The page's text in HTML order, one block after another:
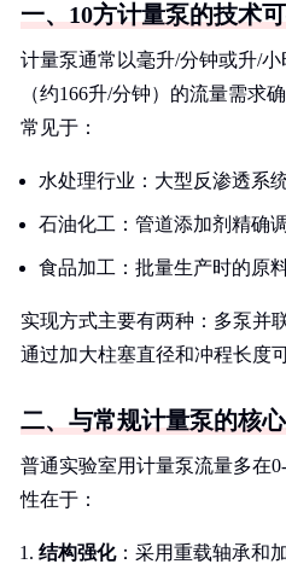
一、10方计量泵的技术
计量泵通常以毫升/分钟或升/
（约166升/分钟）的流量需求
常见于：
水处理行业：大型反渗透系
石油化工：管道添加剂精确
食品加工：批量生产时的原
实现方式主要有两种：多泵并
通过加大柱塞直径和冲程长度
二、与常规计量泵的核
普通实验室用计量泵流量多在
性在于：
结构强化：采用重载轴承和